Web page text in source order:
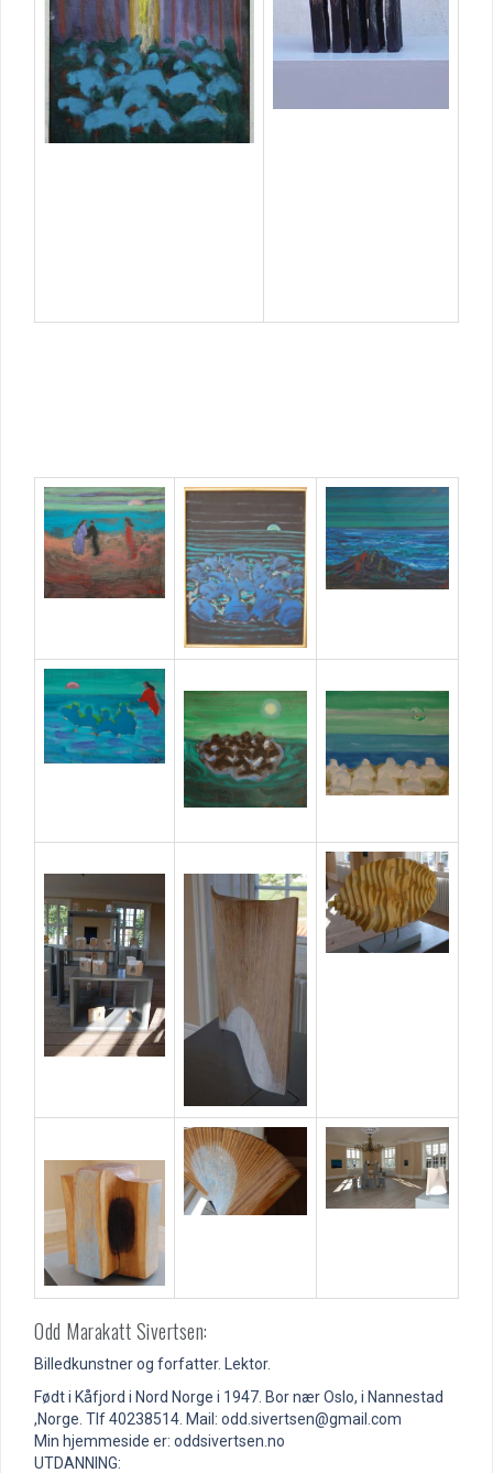
Odd Marakatt Sivertsen:
Billedkunstner og forfatter. Lektor.
Født i Kåfjord i Nord Norge i 1947. Bor nær Oslo, i Nannestad
,Norge. Tlf 40238514. Mail: odd.sivertsen@gmail.com
Min hjemmeside er: oddsivertsen.no
UTDANNING: